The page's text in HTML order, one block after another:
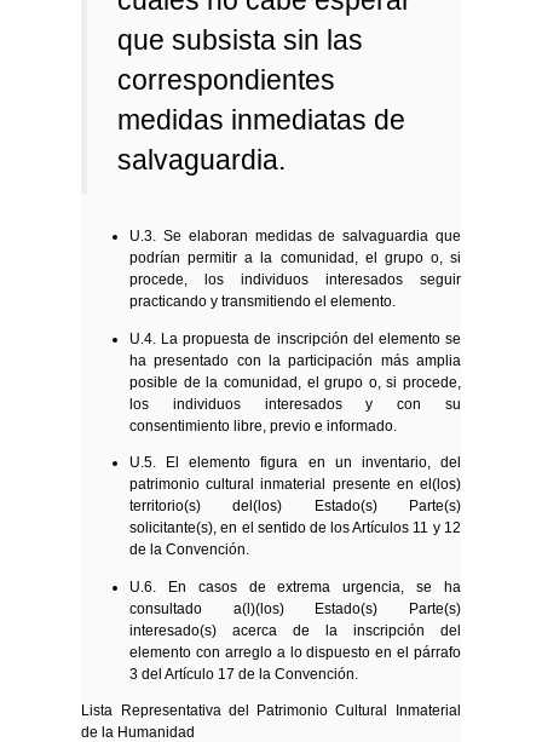
que subsista sin las
correspondientes
medidas inmediatas de
salvaguardia.
U.3. Se elaboran medidas de salvaguardia que
podrían permitir a la comunidad, el grupo o, si
procede, los individuos interesados seguir
practicando y transmitiendo el elemento.
U.4. La propuesta de inscripción del elemento se
ha presentado con la participación más amplia
posible de la comunidad, el grupo o, si procede,
los individuos interesados y con su
consentimiento libre, previo e informado.
U.5. El elemento figura en un inventario, del
patrimonio cultural inmaterial presente en el(los)
territorio(s) del(los) Estado(s) Parte(s)
solicitante(s), en el sentido de los Artículos 11 y 12
de la Convención.
U.6. En casos de extrema urgencia, se ha
consultado a(l)(los) Estado(s) Parte(s)
interesado(s) acerca de la inscripción del
elemento con arreglo a lo dispuesto en el párrafo
3 del Artículo 17 de la Convención.
Lista Representativa del Patrimonio Cultural Inmaterial
de la Humanidad